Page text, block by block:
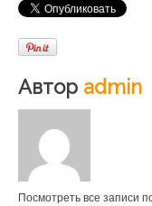
Автор admin
Посмотреть все записи